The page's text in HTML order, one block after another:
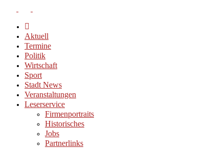
Aktuell
Termine
Politik
Wirtschaft
Sport
Stadt News
Veranstaltungen
Leserservice
Firmenportraits
Historisches
Jobs
Partnerlinks